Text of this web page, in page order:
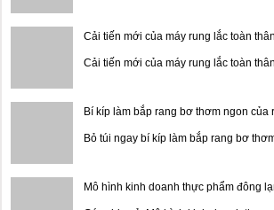
Cải tiến mới của máy rung lắc toàn
Cải tiến mới của máy rung lắc toàn
Bí kíp làm bắp rang bơ thơm ngon của
Bỏ túi ngay bí kíp làm bắp rang bơ
Mô hình kinh doanh thực phẩm đông